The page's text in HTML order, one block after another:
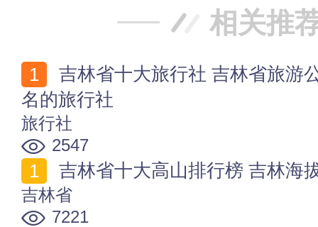
相关推
名的旅行社
旅行社
2547
吉林省十大高山排行榜 吉林海
吉林省
7221